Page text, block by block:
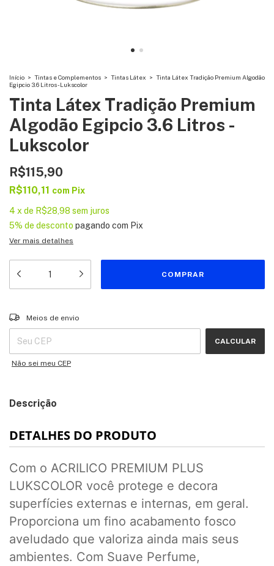
Início > Tintas e Complementos > Tintas Látex > Tinta Látex Tradição Premium Algodão
Egipcio 3.6 Litros - Lukscolor
Tinta Látex Tradição Premium
Algodão Egipcio 3.6 Litros -
Lukscolor
R$115,90
R$110,11 com Pix
4 x de R$28,98 sem juros
5% de desconto pagando com Pix
Ver mais detalhes
Entregas para o CEP:
Meios de envio
CALCULAR
Não sei meu CEP
Descrição
DETALHES DO PRODUTO
Com o ACRILICO PREMIUM PLUS
LUKSCOLOR você protege e decora
superfícies externas e internas, em geral.
Proporciona um fino acabamento fosco
aveludado que valoriza ainda mais seus
ambientes. Com Suave Perfume,